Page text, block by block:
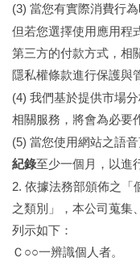
(3) 當您有實際消費行
但若您選擇使用應用程
第三方的付款方式，相
隱私權條款進行保護與
(4) 我們基於提供市場
相關服務，將會為必要
(5) 當您使用網站之語
紀錄至少一個月，以進
2. 依據法務部頒佈之「
之類別」，本公司蒐集
列示如下：
Ｃ○○一辨識個人者。